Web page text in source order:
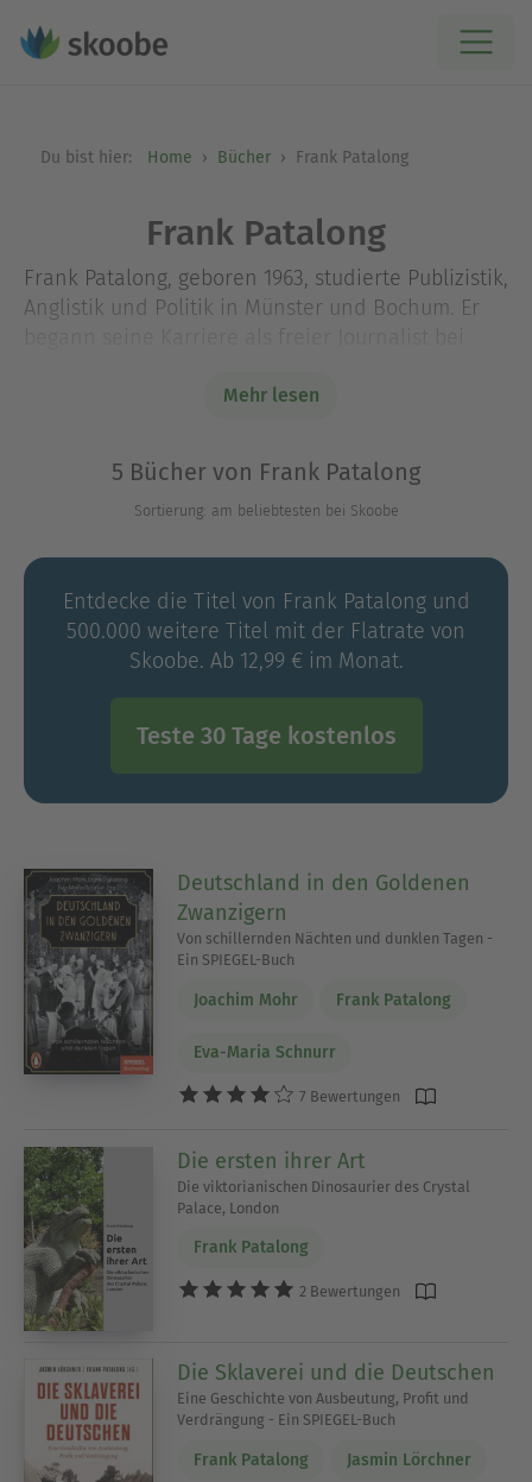
Du bist hier: Home Bücher Frank Patalong
Frank Patalong
Frank Patalong, geboren 1963, studierte Publizistik,
Anglistik und Politik in Münster und Bochum. Er
Medienfachverlag Rommerskirchen, von 1999 bis
ONLINE. Patalong veröffentlichte mehrere Bücher,
unter anderem zur Technik- und
Wissenschaftsgeschichte. Seit 2019 ist er
Vorliebe Themen zur Sozialgeschichte betreut.
Mehr lesen
5 Bücher von Frank Patalong
Sortierung: am beliebtesten bei Skoobe
Entdecke die Titel von Frank Patalong und
500.000 weitere Titel mit der Flatrate von
Skoobe. Ab 12,99 € im Monat.
Teste 30 Tage kostenlos
Deutschland in den Goldenen
Zwanzigern
Von schillernden Nächten und dunklen Tagen -
Ein SPIEGEL-Buch
Joachim Mohr Frank Patalong
Eva-Maria Schnurr
7 Bewertungen
Die ersten ihrer Art
Die viktorianischen Dinosaurier des Crystal
Palace, London
Frank Patalong
2 Bewertungen
Die Sklaverei und die Deutschen
Eine Geschichte von Ausbeutung, Profit und
Verdrängung - Ein SPIEGEL-Buch
Frank Patalong Jasmin Lörchner